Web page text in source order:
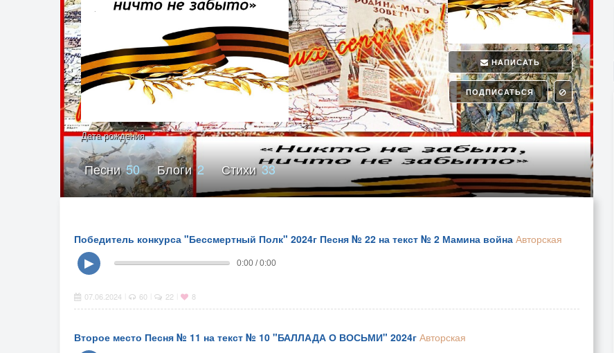
НАПИСАТЬ
ПОДПИСАТЬСЯ
Дата рождения
Песни50 Блоги2 Стихи33
Победитель конкурса "Бессмертный Полк" 2024г Песня № 22 на текст № 2 Мамина война Авторская
▶
0:00 / 0:00
07.06.2024 60 22 8
Второе место Песня № 11 на текст № 10 "БАЛЛАДА О ВОСЬМИ" 2024г Авторская